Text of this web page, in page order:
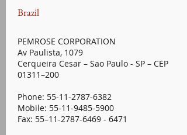
Brazil
PEMROSE CORPORATION
Av Paulista, 1079
Cerqueira Cesar – Sao Paulo - SP – CEP
01311–200
Phone: 55-11-2787-6382
Mobile: 55-11-9485-5900
Fax: 55–11-2787-6469 - 6471